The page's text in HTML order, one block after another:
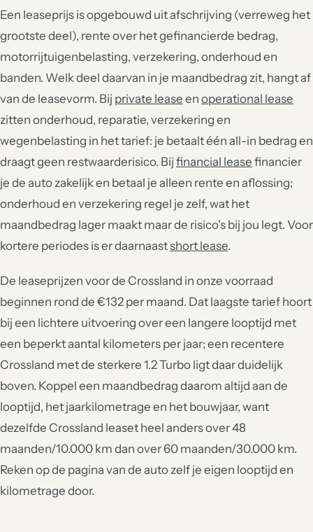
Een leaseprijs is opgebouwd uit afschrijving (verreweg het
grootste deel), rente over het gefinancierde bedrag,
motorrijtuigenbelasting, verzekering, onderhoud en
banden. Welk deel daarvan in je maandbedrag zit, hangt af
van de leasevorm. Bij private lease en operational lease
zitten onderhoud, reparatie, verzekering en
wegenbelasting in het tarief: je betaalt één all-in bedrag en
draagt geen restwaarderisico. Bij financial lease financier
je de auto zakelijk en betaal je alleen rente en aflossing;
onderhoud en verzekering regel je zelf, wat het
maandbedrag lager maakt maar de risico's bij jou legt. Voor
kortere periodes is er daarnaastshort lease.
De leaseprijzen voor de Crossland in onze voorraad
beginnen rond de €132 per maand. Dat laagste tarief hoort
bij een lichtere uitvoering over een langere looptijd met
een beperkt aantal kilometers per jaar; een recentere
Crossland met de sterkere 1.2 Turbo ligt daar duidelijk
boven. Koppel een maandbedrag daarom altijd aan de
looptijd, het jaarkilometrage en het bouwjaar, want
dezelfde Crossland leaset heel anders over 48
maanden/10.000 km dan over 60 maanden/30.000 km.
Reken op de pagina van de auto zelf je eigen looptijd en
kilometrage door.